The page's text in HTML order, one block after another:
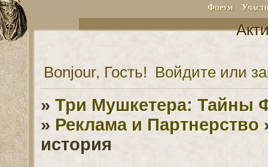
Форум
Bonjour, Гость! Войдите или
»Три Мушкетера: Тайны
» Реклама и Партнерство
история